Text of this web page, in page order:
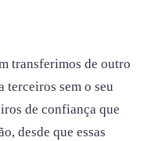
transferimos de outro
terceiros sem o seu
de confiança que
desde que essas